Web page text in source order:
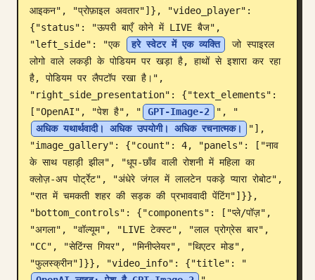
अपडेट
आइकन", "प्रोफ़ाइल अवतार"]}, "video_player":
{"status": "ऊपरी बाएँ कोने में LIVE बैज",
"left_side": "एक
हरे स्वेटर में एक व्यक्ति
जो स्पाइरल
लोगो वाले लकड़ी के पोडियम पर खड़ा है, हाथों से इशारा कर रहा
है, पोडियम पर लैपटॉप रखा है।",
"right_side_presentation": {"text_elements":
["OpenAI", "पेश है", "
GPT-Image-2
", "
अधिक यथार्थवादी। अधिक उपयोगी। अधिक रचनात्मक।
"],
"image_gallery": {"count": 4, "panels": ["नाव
के साथ पहाड़ी झील", "धूप-छाँव वाली रोशनी में महिला का
क्लोज़-अप पोर्ट्रेट", "अंधेरे जंगल में लालटेन पकड़े प्यारा रोबोट",
"रात में चमकती शहर की सड़क की प्रभाववादी पेंटिंग"]}},
"bottom_controls": {"components": ["प्ले/पॉज़",
"अगला", "वॉल्यूम", "LIVE टेक्स्ट", "लाल प्रोग्रेस बार",
"CC", "सेटिंग्स गियर", "मिनीप्लेयर", "थिएटर मोड",
"फुलस्क्रीन"]}}, "video_info": {"title": "